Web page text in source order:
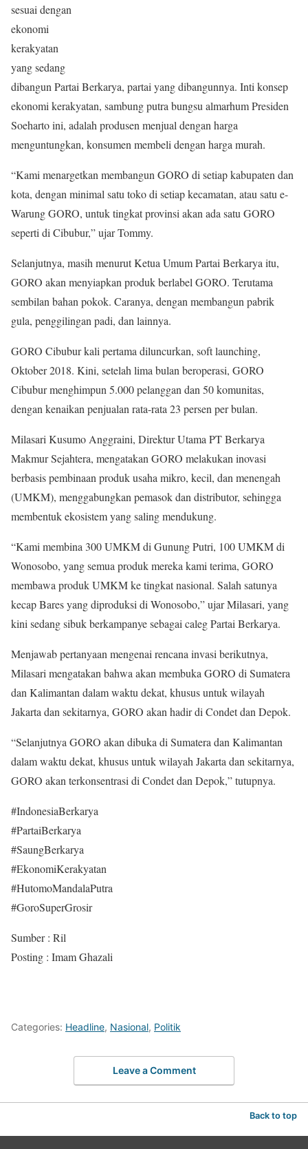
sesuai dengan
ekonomi
kerakyatan
yang sedang
dibangun Partai Berkarya, partai yang dibangunnya. Inti konsep
ekonomi kerakyatan, sambung putra bungsu almarhum Presiden
Soeharto ini, adalah produsen menjual dengan harga
menguntungkan, konsumen membeli dengan harga murah.
“Kami menargetkan membangun GORO di setiap kabupaten dan
kota, dengan minimal satu toko di setiap kecamatan, atau satu e-
Warung GORO, untuk tingkat provinsi akan ada satu GORO
seperti di Cibubur,” ujar Tommy.
Selanjutnya, masih menurut Ketua Umum Partai Berkarya itu,
GORO akan menyiapkan produk berlabel GORO. Terutama
sembilan bahan pokok. Caranya, dengan membangun pabrik
gula, penggilingan padi, dan lainnya.
GORO Cibubur kali pertama diluncurkan, soft launching,
Oktober 2018. Kini, setelah lima bulan beroperasi, GORO
Cibubur menghimpun 5.000 pelanggan dan 50 komunitas,
dengan kenaikan penjualan rata-rata 23 persen per bulan.
Milasari Kusumo Anggraini, Direktur Utama PT Berkarya
Makmur Sejahtera, mengatakan GORO melakukan inovasi
berbasis pembinaan produk usaha mikro, kecil, dan menengah
(UMKM), menggabungkan pemasok dan distributor, sehingga
membentuk ekosistem yang saling mendukung.
“Kami membina 300 UMKM di Gunung Putri, 100 UMKM di
Wonosobo, yang semua produk mereka kami terima, GORO
membawa produk UMKM ke tingkat nasional. Salah satunya
kecap Bares yang diproduksi di Wonosobo,” ujar Milasari, yang
kini sedang sibuk berkampanye sebagai caleg Partai Berkarya.
Menjawab pertanyaan mengenai rencana invasi berikutnya,
Milasari mengatakan bahwa akan membuka GORO di Sumatera
dan Kalimantan dalam waktu dekat, khusus untuk wilayah
Jakarta dan sekitarnya, GORO akan hadir di Condet dan Depok.
“Selanjutnya GORO akan dibuka di Sumatera dan Kalimantan
dalam waktu dekat, khusus untuk wilayah Jakarta dan sekitarnya,
GORO akan terkonsentrasi di Condet dan Depok,” tutupnya.
#IndonesiaBerkarya
#PartaiBerkarya
#SaungBerkarya
#EkonomiKerakyatan
#HutomoMandalaPutra
#GoroSuperGrosir
Sumber : Ril
Posting : Imam Ghazali
Categories: Headline, Nasional, Politik
Leave a Comment
Back to top